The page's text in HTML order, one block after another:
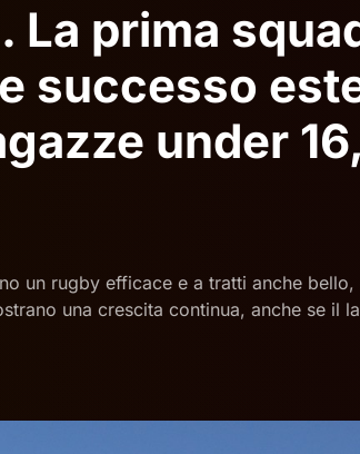
prima
successo
under
un rugby efficace e a tratti anche
una crescita continua, anche se il